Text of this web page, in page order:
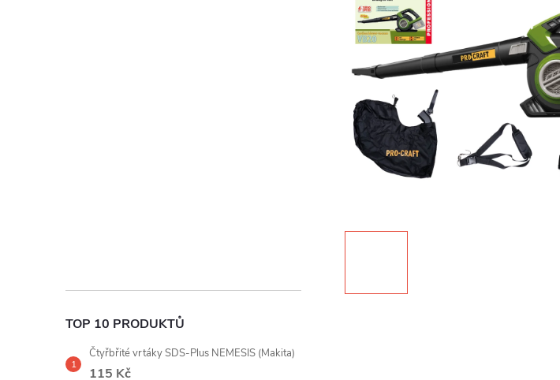
í
p
TOP 10 PRODUKTŮ
Čtyřbřité vrtáky SDS-Plus NEMESIS (Makita)
115 Kč